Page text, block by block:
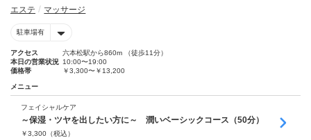
エステ マッサージ
駐車場有
アクセス
六本松駅から860m （徒歩11分）
本日の営業状況 10:00〜19:00
価格帯
￥3,300〜￥13,200
メニュー
フェイシャルケア
～保湿・ツヤを出したい方に～ 潤いベーシックコース（50分）
￥3,300 （税込）